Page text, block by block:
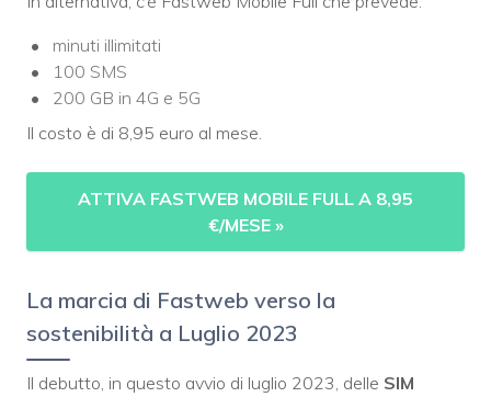
minuti illimitati
100 SMS
200 GB in 4G e 5G
Il costo è di 8,95 euro al mese.
ATTIVA FASTWEB MOBILE FULL A 8,95
€/MESE »
La marcia di Fastweb verso la
sostenibilità a Luglio 2023
Il debutto, in questo avvio di luglio 2023, delle SIM